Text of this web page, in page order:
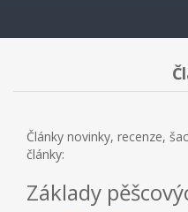
Články novinky, recenze,
články:
Základy